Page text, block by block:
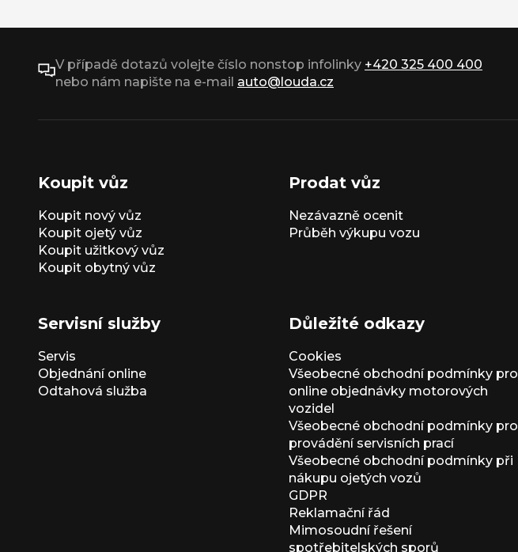
V případě dotazů volejte číslo nonstop infolinky +420 325 400 400
nebo nám napište na e-mail auto@louda.cz
Koupit vůz
Koupit nový vůz
Koupit ojetý vůz
Koupit užitkový vůz
Koupit obytný vůz
Prodat vůz
Nezávazně ocenit
Průběh výkupu vozu
Servisní služby
Servis
Objednání online
Odtahová služba
Důležité odkazy
Cookies
Všeobecné obchodní podmínky pro
online objednávky motorových
vozidel
Všeobecné obchodní podmínky pro
provádění servisních prací
Všeobecné obchodní podmínky při
nákupu ojetých vozů
GDPR
Reklamační řád
Mimosoudní řešení
spotřebitelských sporů